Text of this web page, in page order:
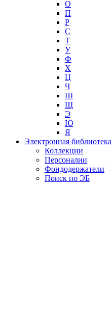
О
П
Р
С
Т
У
Ф
Х
Ц
Ч
Ш
Щ
Э
Ю
Я
Электронная библиотека
Коллекции
Персоналии
Фондодержатели
Поиск по ЭБ